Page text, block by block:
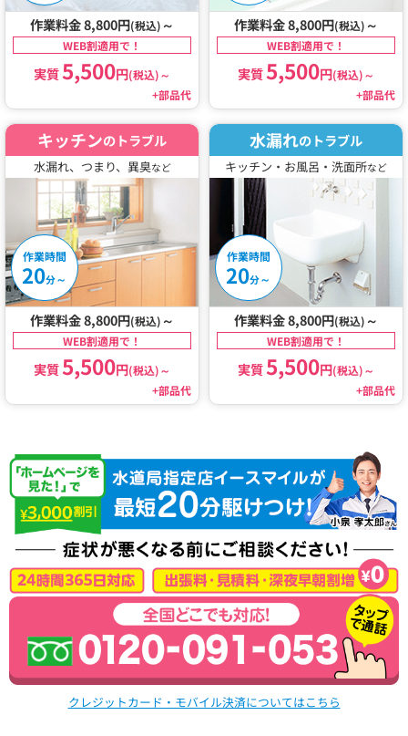
作業料金 8,800円(税込) ～
WEB割適用で！
実質5,500円(税込)～
+部品代
作業料金 8,800円(税込) ～
WEB割適用で！
実質5,500円(税込)～
+部品代
キッチンのトラブル
水漏れ、つまり、異臭など
作業時間
20分～
作業料金 8,800円(税込) ～
WEB割適用で！
実質5,500円(税込)～
+部品代
水漏れのトラブル
キッチン・お風呂・洗面所など
作業時間
20分～
作業料金 8,800円(税込) ～
WEB割適用で！
実質5,500円(税込)～
+部品代
クレジットカード・モバイル決済についてはこちら